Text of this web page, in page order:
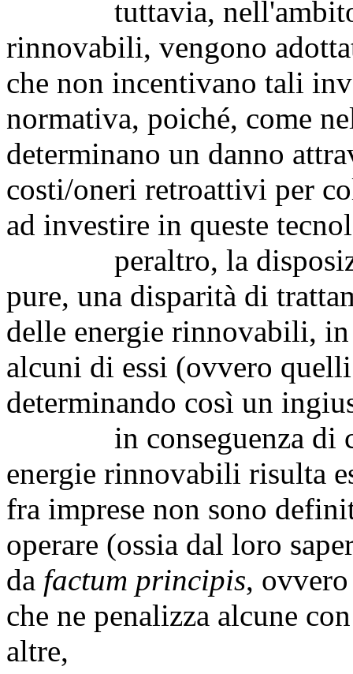
tuttavia, nell'ambito
rinnovabili, vengono
che non incentivano tali
normativa, poiché, come
determinano un danno
costi/oneri retroattivi per
ad investire in queste
peraltro, la
pure, una disparità di
delle energie rinnovabili,
alcuni di essi (ovvero
determinando così un
in conseguenza di
energie rinnovabili risulta
fra imprese non sono
operare (ossia dal loro
da factum principis,
che ne penalizza alcune
altre,